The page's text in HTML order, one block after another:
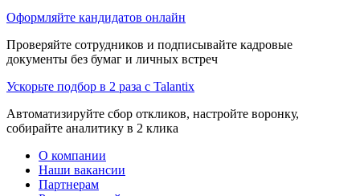
Оформляйте кандидатов онлайн
Проверяйте сотрудников и подписывайте кадровые
документы без бумаг и личных встреч
Ускорьте подбор в 2 раза с Talantix
Автоматизируйте сбор откликов, настройте воронку,
собирайте аналитику в 2 клика
О компании
Наши вакансии
Партнерам